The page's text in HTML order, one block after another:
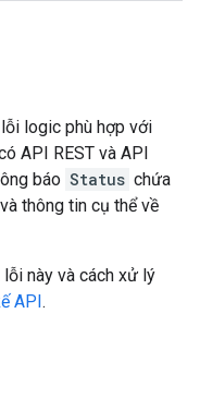
logic phù hợp với
API REST và API
báo Status chứa
thông tin cụ thể về
này và cách xử lý
API.